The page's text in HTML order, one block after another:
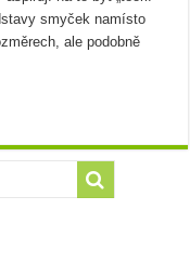
smyček namísto
ale podobně